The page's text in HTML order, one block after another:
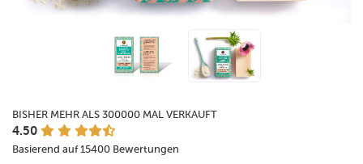
BISHER MEHR ALS 300000 MAL VERKAUFT
4.50
Basierend auf 15400 Bewertungen